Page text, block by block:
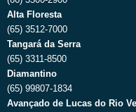
Alta Floresta
(65) 3512-7000
Tangará da Serra
(65) 3311-8500
Diamantino
(65) 99807-1834
Avançado de Lucas do Rio